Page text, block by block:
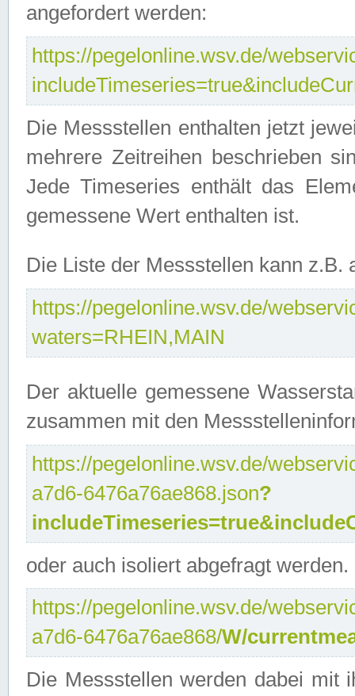
angefordert werden:
https://pegelonline.wsv.de/
Die Messstellen enthalten jetzt
mehrere Zeitreihen beschrieben
Jede Timeseries enthält das
gemessene Wert enthalten ist.
Die Liste der Messstellen kann
https://pegelonline.wsv.de/
waters=RHEIN,MAIN
Der aktuelle gemessene
zusammen mit den
https://pegelonline.wsv.de/
a7d6-6476a76ae868.json?
oder auch isoliert abgefragt werden.
https://pegelonline.wsv.de/
a7d6-6476a76ae868/W/
Die Messstellen werden dabei mit